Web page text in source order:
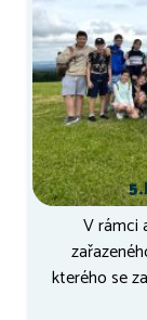
V rámci
kterého se